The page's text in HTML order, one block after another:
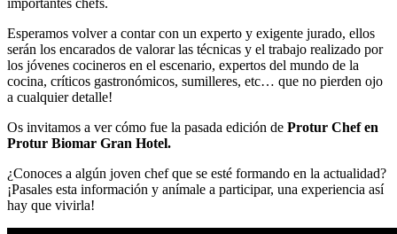
importantes chefs.
Esperamos volver a contar con un experto y exigente jurado, ellos
serán los encarados de valorar las técnicas y el trabajo realizado por
los jóvenes cocineros en el escenario, expertos del mundo de la
cocina, críticos gastronómicos, sumilleres, etc… que no pierden ojo
a cualquier detalle!
Os invitamos a ver cómo fue la pasada edición de Protur Chef en
Protur Biomar Gran Hotel.
¿Conoces a algún joven chef que se esté formando en la actualidad?
¡Pasales esta información y anímale a participar, una experiencia así
hay que vivirla!